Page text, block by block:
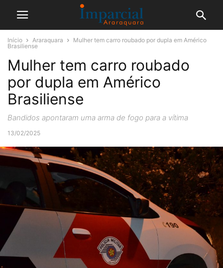
Início Araraquara
Mulher tem carro roubado por dupla em Américo
Brasiliense
Mulher tem carro roubado
por dupla em Américo
Brasiliense
Bandidos apontaram uma arma de fogo para a vítima
13/02/2025